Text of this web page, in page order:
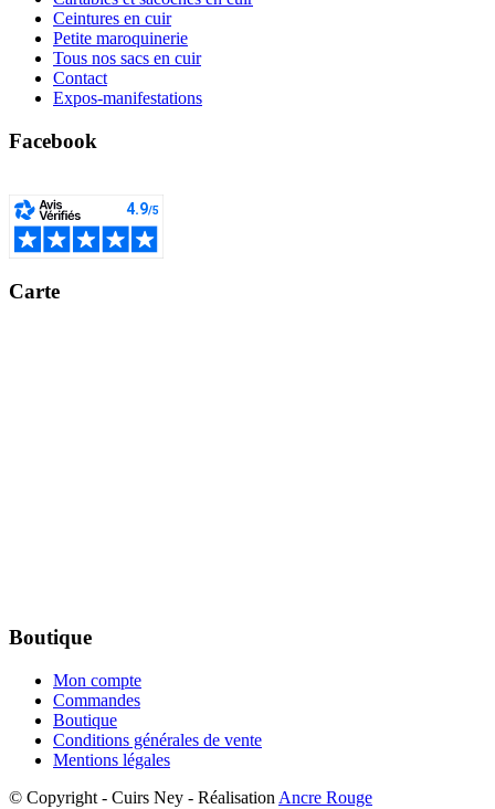
Ceintures en cuir
Petite maroquinerie
Tous nos sacs en cuir
Contact
Expos-manifestations
Facebook
Carte
Boutique
Mon compte
Commandes
Boutique
Conditions générales de vente
Mentions légales
© Copyright - Cuirs Ney - Réalisation Ancre Rouge